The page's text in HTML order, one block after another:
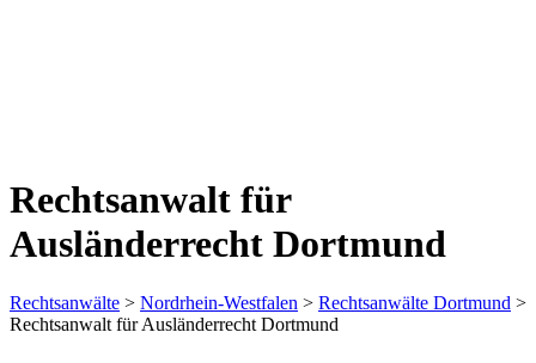
Rechtsanwalt für
Ausländerrecht Dortmund
Rechtsanwälte > Nordrhein-Westfalen > Rechtsanwälte Dortmund >
Rechtsanwalt für Ausländerrecht Dortmund